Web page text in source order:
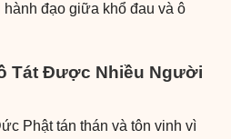
đạo giữa khổ đau và ô
Tát Được Nhiều Người
Phật tán thán và tôn vinh vì